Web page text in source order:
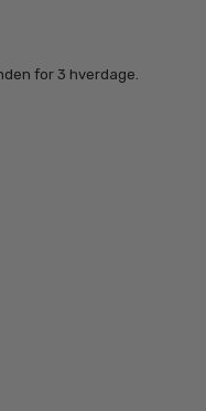
for 3 hverdage.